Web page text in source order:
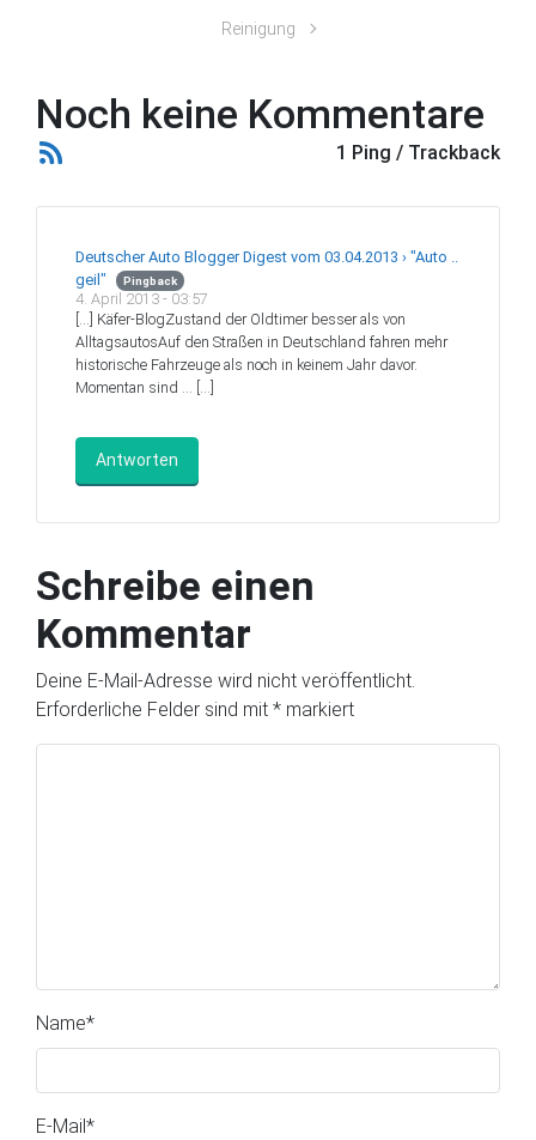
Reinigung
Noch keine Kommentare
1 Ping / Trackback
Deutscher Auto Blogger Digest vom 03.04.2013 › "Auto ..
geil"
Pingback
4. April 2013 - 03:57
[…] Käfer-BlogZustand der Oldtimer besser als von
AlltagsautosAuf den Straßen in Deutschland fahren mehr
historische Fahrzeuge als noch in keinem Jahr davor.
Momentan sind … […]
Antworten
Schreibe einen
Kommentar
Deine E-Mail-Adresse wird nicht veröffentlicht.
Erforderliche Felder sind mit * markiert
Name*
E-Mail *